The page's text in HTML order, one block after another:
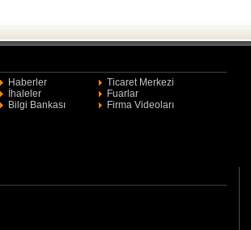
Haberler
Ticaret Merkezi
İhaleler
Fuarlar
Bilgi Bankası
Firma Videoları